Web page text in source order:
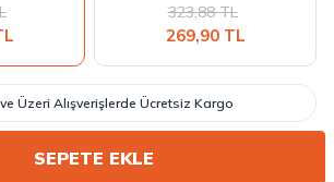
323,88TL
269,90TL
Üzeri Alışverişlerde Ücretsiz Kargo
SEPETE EKLE